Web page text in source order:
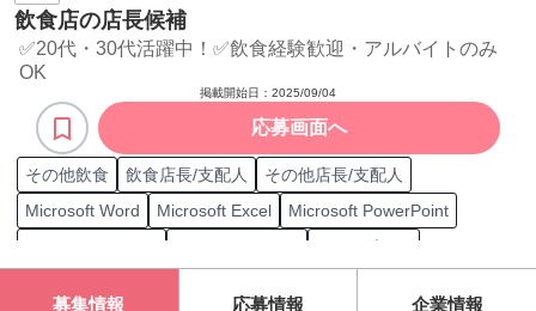
飲食店の店長候補
✅20代・30代活躍中！✅飲食経験歓迎・アルバイトのみ
OK
掲載開始日： 2025/09/04
応募画面へ
その他飲食 飲食店長/支配人
その他店長/支配人
Microsoft Word
Microsoft Excel
Microsoft PowerPoint
Excel グラフ
募集情報 応募情報 企業情報